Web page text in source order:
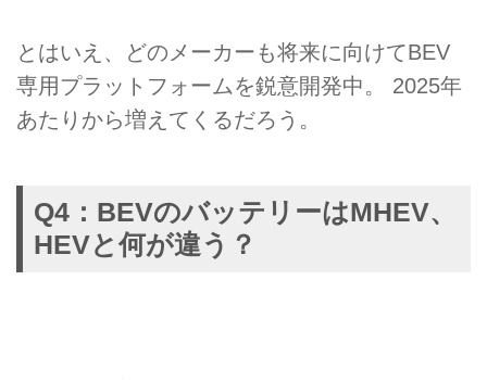
とはいえ、どのメーカーも将来に向けてBEV
専用プラットフォームを鋭意開発中。 2025年
あたりから増えてくるだろう。
Q4：BEVのバッテリーはMHEV、
HEVと何が違う？